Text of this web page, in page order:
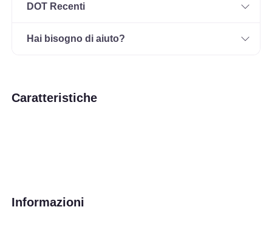
DOT Recenti
Hai bisogno di aiuto?
Caratteristiche
Informazioni